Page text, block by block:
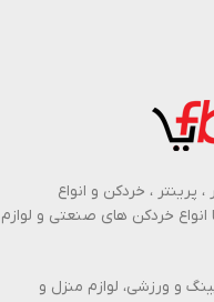
اشکنر ، پرینتر ، خردکن و انواع
خردکن های صنعتی و لوازم
و ورزشی، لوازم منزل و